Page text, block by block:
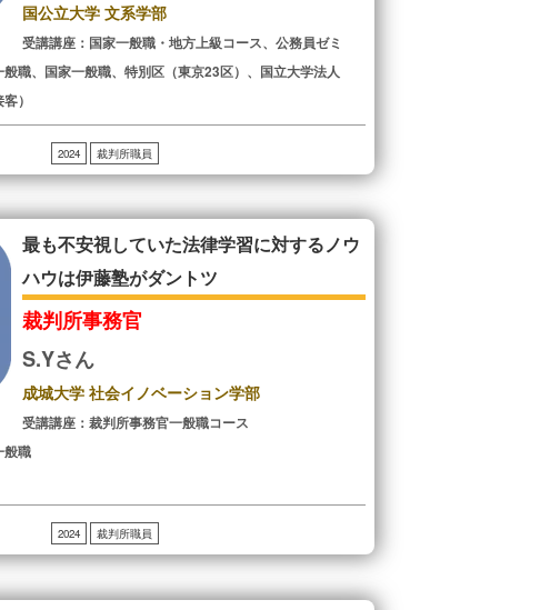
国公立大学 文系学部
受講講座：国家一般職・地方上級コース、公務員ゼミ
職、国家一般職、特別区（東京23区）、国立大学法人
）
2024 裁判所職員
最も不安視していた法律学習に対するノウ
ハウは伊藤塾がダントツ
裁判所事務官
S.Yさん
成城大学 社会イノベーション学部
受講講座：裁判所事務官一般職コース
般職
2024 裁判所職員